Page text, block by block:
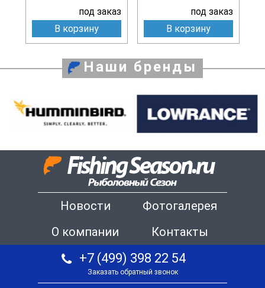
под заказ
В корзину
под заказ
В корзину
Наши бренды
Новости
Фотогалерея
О компании
Контакты
+7 (499) 398 22 54
Заказать обратный звонок